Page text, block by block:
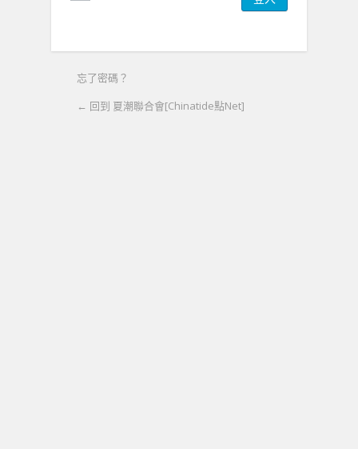
忘了密碼？
← 回到 夏潮聯合會[Chinatide點Net]